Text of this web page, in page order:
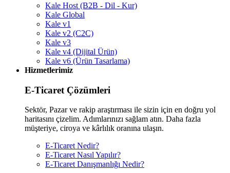
Kale Host (B2B - Dil - Kur)
Kale Global
Kale v1
Kale v2 (C2C)
Kale v3
Kale v4 (Dijital Ürün)
Kale v6 (Ürün Tasarlama)
Hizmetlerimiz
E-Ticaret Çözümleri
Sektör, Pazar ve rakip araştırması ile sizin için en doğru yol
haritasını çizelim. Adımlarınızı sağlam atın. Daha fazla
müşteriye, ciroya ve kârlılık oranına ulaşın.
E-Ticaret Nedir?
E-Ticaret Nasıl Yapılır?
E-Ticaret Danışmanlığı Nedir?